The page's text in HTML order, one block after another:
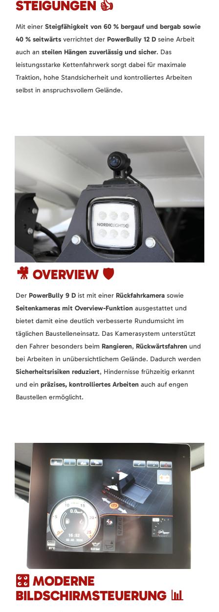
STEIGUNGEN 👍
Mit einer Steigfähigkeit von 60 % bergauf und bergab sowie
40 % seitwärts verrichtet der PowerBully 12 D seine Arbeit
auch an steilen Hängen zuverlässig und sicher. Das
leistungsstarke Kettenfahrwerk sorgt dabei für maximale
Traktion, hohe Standsicherheit und kontrolliertes Arbeiten
selbst in anspruchsvollem Gelände.
🎥 OVERVIEW 🛡️
Der PowerBully 9 D ist mit einer Rückfahrkamera sowie
Seitenkameras mit Overview-Funktion ausgestattet und
bietet damit eine deutlich verbesserte Rundumsicht im
täglichen Baustelleneinsatz. Das Kamerasystem unterstützt
den Fahrer besonders beim Rangieren, Rückwärtsfahren und
bei Arbeiten in unübersichtlichem Gelände. Dadurch werden
Sicherheitsrisiken reduziert, Hindernisse frühzeitig erkannt
und ein präzises, kontrolliertes Arbeiten auch auf engen
Baustellen ermöglicht.
🎛️ MODERNE
BILDSCHIRMSTEUERUNG 📊